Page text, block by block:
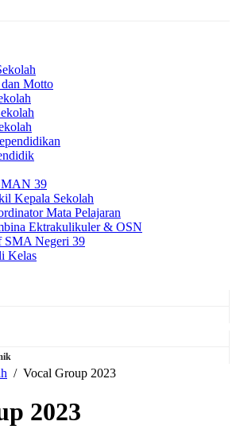
Motto
39
Kepala Sekolah
Mata Pelajaran
Ektrakulikuler & OSN
SMA Negeri 39
Kelas
Vocal Group 2023
2023